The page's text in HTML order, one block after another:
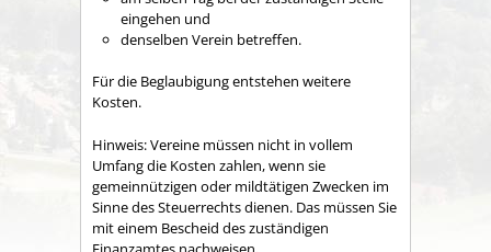
eingehen und
denselben Verein betreffen.
Für die Beglaubigung entstehen weitere
Kosten.
Hinweis: Vereine müssen nicht in vollem
Umfang die Kosten zahlen, wenn sie
gemeinnützigen oder mildtätigen Zwecken im
Sinne des Steuerrechts dienen. Das müssen Sie
mit einem Bescheid des zuständigen